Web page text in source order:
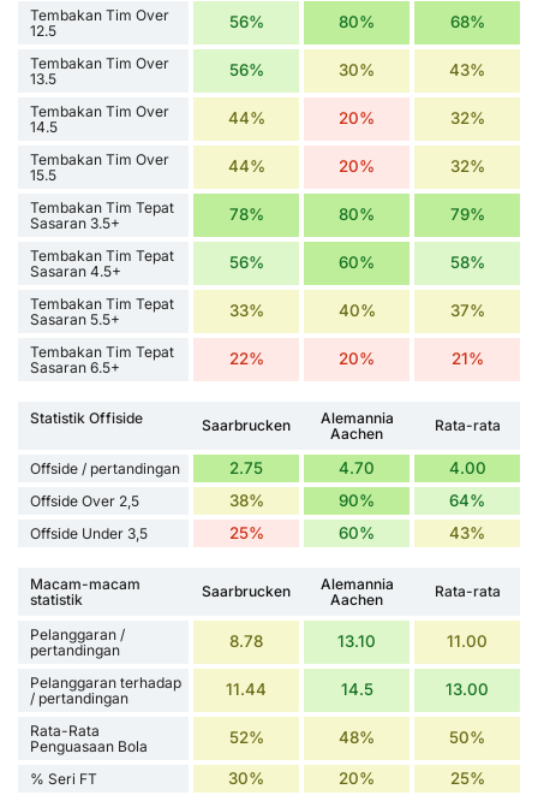
Tembakan Tim Over
12.5
56% 80% 68%
Tembakan Tim Over
13.5
56% 30% 43%
Tembakan Tim Over
14.5
44% 20% 32%
Tembakan Tim Over
15.5
44% 20% 32%
Tembakan Tim Tepat
Sasaran 3.5+
78% 80% 79%
Tembakan Tim Tepat
Sasaran 4.5+
56% 60% 58%
Tembakan Tim Tepat
Sasaran 5.5+
33% 40% 37%
Tembakan Tim Tepat
Sasaran 6.5+
22% 20% 21%
Statistik Offiside Saarbrucken
Alemannia
Aachen
Rata-rata
Offside / pertandingan 2.75 4.70 4.00
Offside Over 2,5 38% 90% 64%
Offside Under 3,5 25% 60% 43%
Macam-macam
statistik
Saarbrucken
Alemannia
Aachen
Rata-rata
Pelanggaran /
pertandingan
8.78 13.10 11.00
Pelanggaran terhadap
/ pertandingan
11.44 14.5 13.00
Rata-Rata
Penguasaan Bola
52% 48% 50%
% Seri FT 30% 20% 25%